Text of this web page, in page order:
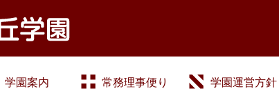
学園案内 常務理事便り 学園運営方針